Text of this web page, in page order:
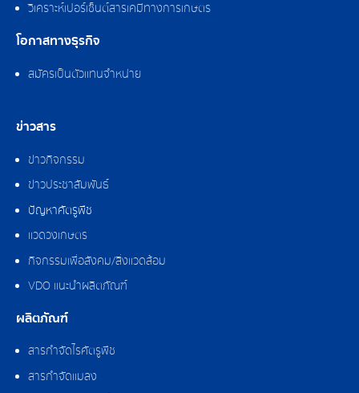
วิเคราะห์เปอร์เซ็นต์สารเคมีทางการเกษตร
โอกาสทางธุรกิจ
สมัครเป็นตัวแทนจำหน่าย
ข่าวสาร
ข่าวกิจกรรม
ข่าวประชาสัมพันธ์
ปัญหาศัตรูพืช
แวดวงเกษตร
กิจกรรมเพื่อสังคม/สิ่งแวดล้อม
VDO แนะนำผลิตภัณฑ์
ผลิตภัณฑ์
สารกำจัดไรศัตรูพืช
สารกำจัดแมลง